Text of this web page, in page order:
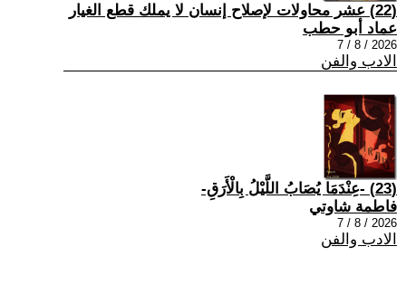
(22) عشر محاولات لإصلاح إنسان لا يملك قطع الغيار
عماد أبو حطب
2026 / 8 / 7
الادب والفن
(23) -عِنْدَمَا يُصَابُ اللَّيْلُ بِالْأَرَقِ-
فاطمة شاوتي
2026 / 8 / 7
الادب والفن